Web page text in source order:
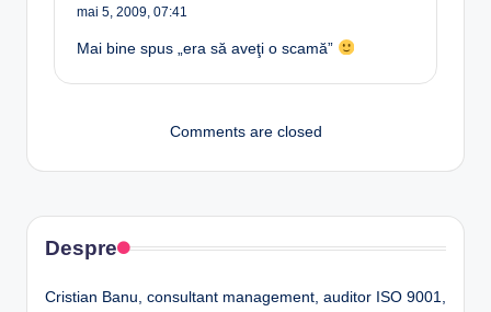
mai 5, 2009, 07:41
Mai bine spus „era să aveţi o scamă”
Comments are closed
Despre
Cristian Banu, consultant management, auditor ISO 9001,